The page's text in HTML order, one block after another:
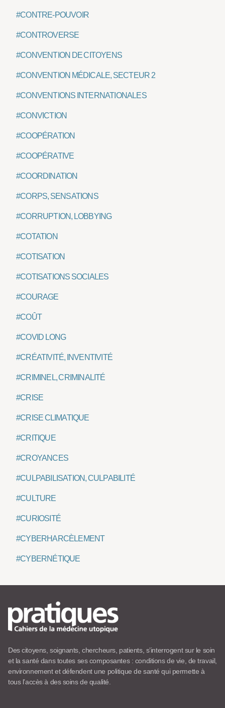
#CONTRE-POUVOIR
#CONTROVERSE
#CONVENTION DE CITOYENS
#CONVENTION MÉDICALE, SECTEUR 2
#CONVENTIONS INTERNATIONALES
#CONVICTION
#COOPÉRATION
#COOPÉRATIVE
#COORDINATION
#CORPS, SENSATIONS
#CORRUPTION, LOBBYING
#COTATION
#COTISATION
#COTISATIONS SOCIALES
#COURAGE
#COÛT
#COVID LONG
#CRÉATIVITÉ, INVENTIVITÉ
#CRIMINEL, CRIMINALITÉ
#CRISE
#CRISE CLIMATIQUE
#CRITIQUE
#CROYANCES
#CULPABILISATION, CULPABILITÉ
#CULTURE
#CURIOSITÉ
#CYBERHARCÈLEMENT
#CYBERNÉTIQUE
Des citoyens, soignants, chercheurs, patients, s’interrogent sur le soin
et la santé dans toutes ses composantes : conditions de vie, de travail,
environnement et défendent une politique de santé qui permette à
tous l’accès à des soins de qualité.